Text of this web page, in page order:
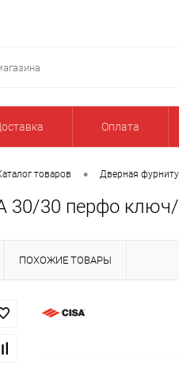
Оплата
товаров • Дверная
30/30 перфо
ПОХОЖИЕ ТОВАРЫ